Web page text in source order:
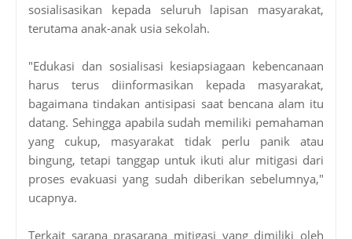
sosialisasikan kepada seluruh lapisan masyarakat,
terutama anak-anak usia sekolah.
"Edukasi dan sosialisasi kesiapsiagaan kebencanaan
harus terus diinformasikan kepada masyarakat,
bagaimana tindakan antisipasi saat bencana alam itu
datang. Sehingga apabila sudah memiliki pemahaman
yang cukup, masyarakat tidak perlu panik atau
bingung, tetapi tanggap untuk ikuti alur mitigasi dari
proses evakuasi yang sudah diberikan sebelumnya,"
ucapnya.
Terkait sarana prasarana mitigasi yang dimiliki oleh